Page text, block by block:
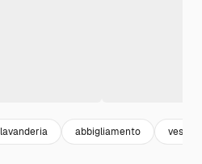
lavanderia abbigliamento vestiti